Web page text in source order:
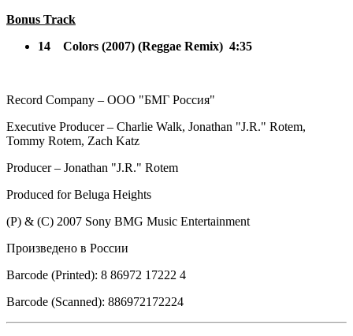
Bonus Track
14
Colors (2007) (Reggae Remix) 4:35
Record Company – ООО "БМГ Россия"
Executive Producer – Charlie Walk, Jonathan "J.R." Rotem,
Tommy Rotem, Zach Katz
Producer – Jonathan "J.R." Rotem
Produced for Beluga Heights
(P) & (C) 2007 Sony BMG Music Entertainment
Произведено в России
Barcode (Printed): 8 86972 17222 4
Barcode (Scanned): 886972172224